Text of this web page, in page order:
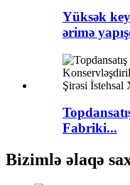
Yüksək
ərimə
Fabriki...
Bizimlə əlaqə